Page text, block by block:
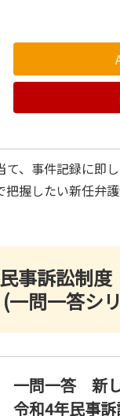
て、事件記録に即
把握したい新任弁
事訴訟制
一問一答シ
一問一答 新
令和4年民事